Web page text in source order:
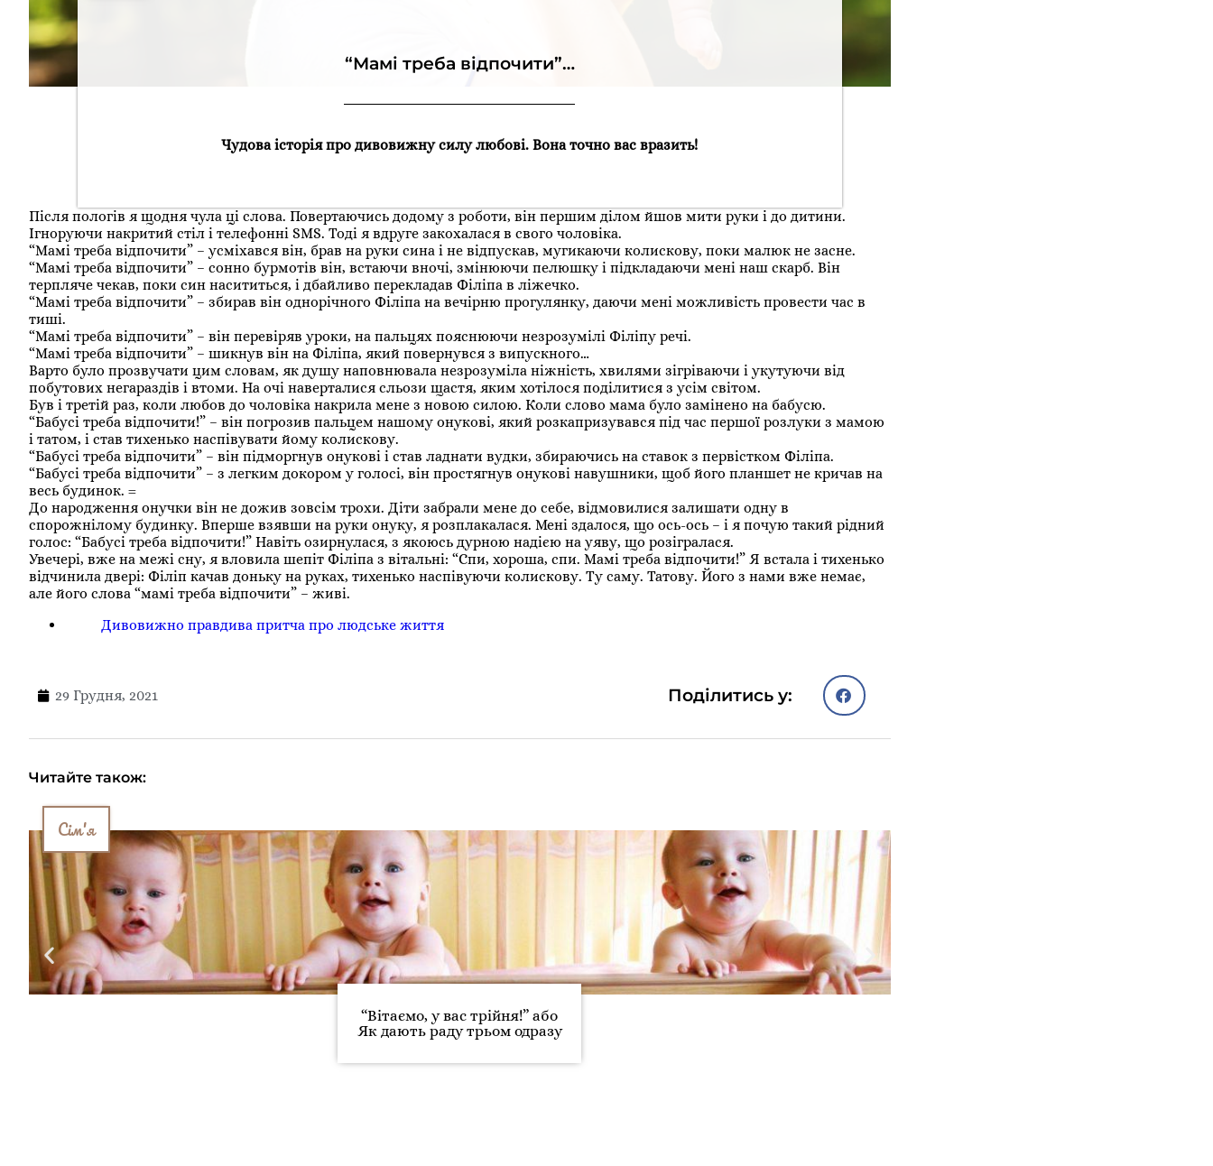
“Мамі треба відпочити”…
Чудова історія про дивовижну силу любові. Вона точно вас вразить!
Після пологів я щодня чула ці слова. Повертаючись додому з роботи, він першим ділом йшов мити руки і до дитини.
Ігноруючи накритий стіл і телефонні SMS. Тоді я вдруге закохалася в свого чоловіка.
“Мамі треба відпочити” – усміхався він, брав на руки сина і не відпускав, мугикаючи колискову, поки малюк не засне.
“Мамі треба відпочити” – сонно бурмотів він, встаючи вночі, змінюючи пелюшку і підкладаючи мені наш скарб. Він
терпляче чекав, поки син насититься, і дбайливо перекладав Філіпа в ліжечко.
“Мамі треба відпочити” – збирав він однорічного Філіпа на вечірню прогулянку, даючи мені можливість провести час в
тиші.
“Мамі треба відпочити” – він перевіряв уроки, на пальцях пояснюючи незрозумілі Філіпу речі.
“Мамі треба відпочити” – шикнув він на Філіпа, який повернувся з випускного…
Варто було прозвучати цим словам, як душу наповнювала незрозуміла ніжність, хвилями зігріваючи і укутуючи від
побутових негараздів і втоми. На очі наверталися сльози щастя, яким хотілося поділитися з усім світом.
Був і третій раз, коли любов до чоловіка накрила мене з новою силою. Коли слово мама було замінено на бабусю.
“Бабусі треба відпочити!” – він погрозив пальцем нашому онукові, який розкапризувався під час першої розлуки з мамою
і татом, і став тихенько наспівувати йому колискову.
“Бабусі треба відпочити” – він підморгнув онукові і став ладнати вудки, збираючись на ставок з первістком Філіпа.
“Бабусі треба відпочити” – з легким докором у голосі, він простягнув онукові навушники, щоб його планшет не кричав на
весь будинок. =
До народження онучки він не дожив зовсім трохи. Діти забрали мене до себе, відмовилися залишати одну в
спорожнілому будинку. Вперше взявши на руки онуку, я розплакалася. Мені здалося, що ось-ось – і я почую такий рідний
голос: “Бабусі треба відпочити!” Навіть озирнулася, з якоюсь дурною надією на уяву, що розігралася.
Увечері, вже на межі сну, я вловила шепіт Філіпа з вітальні: “Спи, хороша, спи. Мамі треба відпочити!” Я встала і тихенько
відчинила двері: Філіп качав доньку на руках, тихенько наспівуючи колискову. Ту саму. Татову. Його з нами вже немає,
але його слова “мамі треба відпочити” – живі.
Дивовижно правдива притча про людське життя
29 Грудня, 2021 Поділитись у:
Читайте також:
Сім'я
“Вітаємо, у вас трійня!” або
Як дають раду трьом одразу